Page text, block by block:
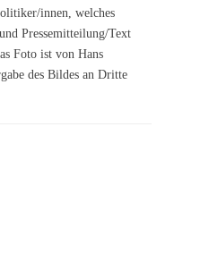
innen, welches
Pressemitteilung/Text
Foto ist von Hans
des Bildes an Dritte